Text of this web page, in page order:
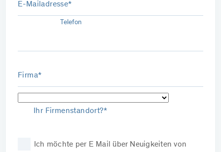
E-Mailadresse*
Telefon
Firma*
Ihr Firmenstandort?*
Ich möchte per E Mail über Neuigkeiten von